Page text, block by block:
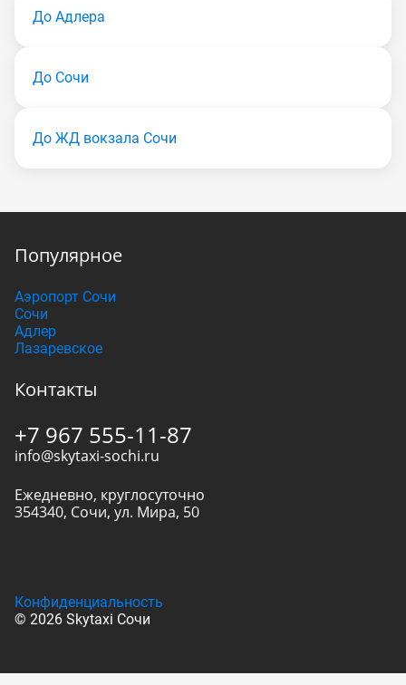
До Адлера
До Сочи
До ЖД вокзала Сочи
Популярное
Аэропорт Сочи
Сочи
Адлер
Лазаревское
Контакты
+7 967 555-11-87
info@skytaxi-sochi.ru
Ежедневно, круглосуточно
354340, Сочи, ул. Мира, 50
© 2026 Skytaxi Сочи
Конфиденциальность